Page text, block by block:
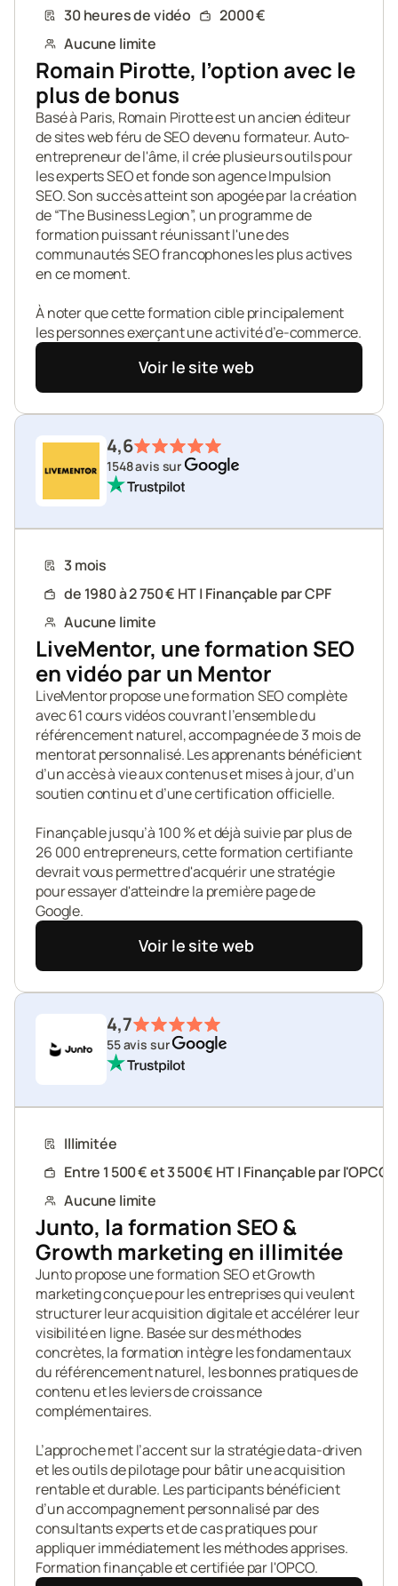
30 heures de vidéo
2000 €
Aucune limite
Romain Pirotte, l’option avec le
plus de bonus
Basé à Paris, Romain Pirotte est un ancien éditeur
de sites web féru de SEO devenu formateur. Auto-
entrepreneur de l'âme, il crée plusieurs outils pour
les experts SEO et fonde son agence Impulsion
SEO. Son succès atteint son apogée par la création
de “The Business Legion”, un programme de
formation puissant réunissant l'une des
communautés SEO francophones les plus actives
en ce moment.
À noter que cette formation cible principalement
les personnes exerçant une activité d’e-commerce.
Voir le site web
4,6
1548 avis sur
3 mois
de 1980 à 2 750 € HT | Finançable par CPF
Aucune limite
LiveMentor, une formation SEO
en vidéo par un Mentor
LiveMentor propose une formation SEO complète
avec 61 cours vidéos couvrant l’ensemble du
référencement naturel, accompagnée de 3 mois de
mentorat personnalisé. Les apprenants bénéficient
d’un accès à vie aux contenus et mises à jour, d’un
soutien continu et d’une certification officielle.
Finançable jusqu’à 100 % et déjà suivie par plus de
26 000 entrepreneurs, cette formation certifiante
devrait vous permettre d'acquérir une stratégie
pour essayer d'atteindre la première page de
Google.
Voir le site web
4,7
55 avis sur
Illimitée
Entre 1 500 € et 3 500 € HT | Finançable par l'OPCO
Aucune limite
Junto, la formation SEO &
Growth marketing en illimitée
Junto propose une formation SEO et Growth
marketing conçue pour les entreprises qui veulent
structurer leur acquisition digitale et accélérer leur
visibilité en ligne. Basée sur des méthodes
concrètes, la formation intègre les fondamentaux
du référencement naturel, les bonnes pratiques de
contenu et les leviers de croissance
complémentaires.
L’approche met l’accent sur la stratégie data-driven
et les outils de pilotage pour bâtir une acquisition
rentable et durable. Les participants bénéficient
d’un accompagnement personnalisé par des
consultants experts et de cas pratiques pour
appliquer immédiatement les méthodes apprises.
Formation finançable et certifiée par l'OPCO.